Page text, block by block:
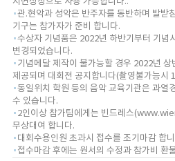
관.현악과 성악은 반주자를 동반하며 발받
기구는 참가자가 준비 합니다.
수상자 기념품은 2022년 하반기부터 기념
변경되었습니다.
기념메달 제작이 불가능할 경우 2022년
제공되며 대회전 공지합니다(촬영불가능시
동일위치 학원 등의 음악 교육기관은 과열
수 있습니다.
2인이상 참가팀에게는 빈드레스(
무상대여 합니다.
대회수용인원 초과시 접수를 조기마감 합
접수마감 후에는 원서의 수정과 참가비 환